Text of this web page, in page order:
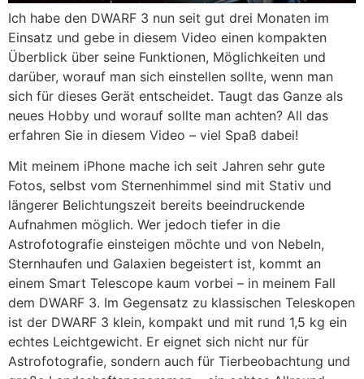
Ich habe den DWARF 3 nun seit gut drei Monaten im
Einsatz und gebe in diesem Video einen kompakten
Überblick über seine Funktionen, Möglichkeiten und
darüber, worauf man sich einstellen sollte, wenn man
sich für dieses Gerät entscheidet. Taugt das Ganze als
neues Hobby und worauf sollte man achten? All das
erfahren Sie in diesem Video – viel Spaß dabei!
Mit meinem iPhone mache ich seit Jahren sehr gute
Fotos, selbst vom Sternenhimmel sind mit Stativ und
längerer Belichtungszeit bereits beeindruckende
Aufnahmen möglich. Wer jedoch tiefer in die
Astrofotografie einsteigen möchte und von Nebeln,
Sternhaufen und Galaxien begeistert ist, kommt an
einem Smart Telescope kaum vorbei – in meinem Fall
dem DWARF 3. Im Gegensatz zu klassischen Teleskopen
ist der DWARF 3 klein, kompakt und mit rund 1,5 kg ein
echtes Leichtgewicht. Er eignet sich nicht nur für
Astrofotografie, sondern auch für Tierbeobachtung und